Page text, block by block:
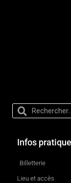
Infos
Billetterie
Lieu et accès